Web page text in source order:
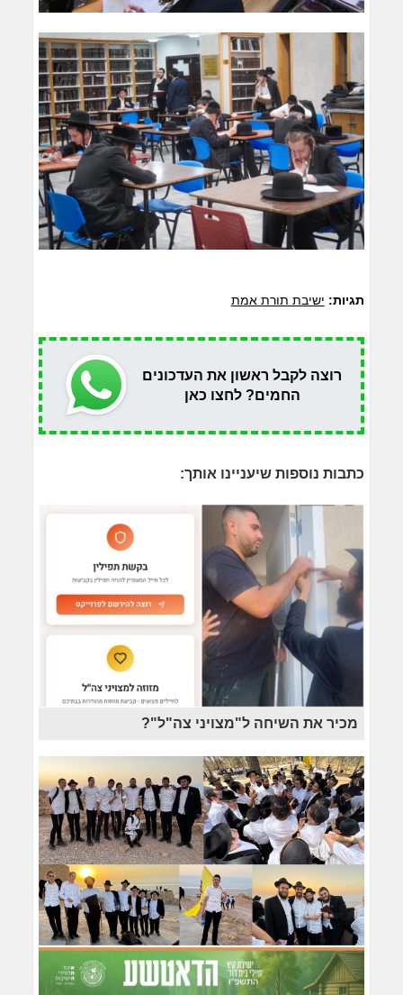
תגיות: ישיבת תורת אמת
רוצה לקבל ראשון את העדכונים
החמים? לחצו כאן
כתבות נוספות שיעניינו אותך:
מכיר את השיחה ל"מצויני צה"ל"?